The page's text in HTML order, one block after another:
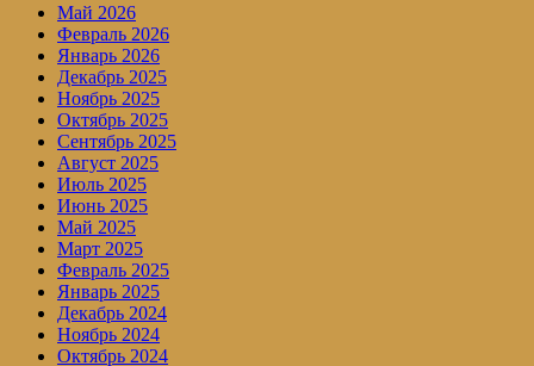
Май 2026
Февраль 2026
Январь 2026
Декабрь 2025
Ноябрь 2025
Октябрь 2025
Сентябрь 2025
Август 2025
Июль 2025
Июнь 2025
Май 2025
Март 2025
Февраль 2025
Январь 2025
Декабрь 2024
Ноябрь 2024
Октябрь 2024